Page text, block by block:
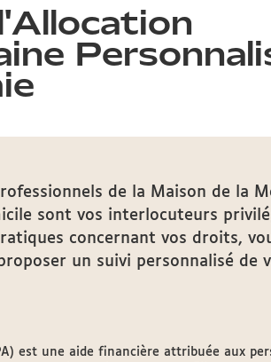
de la Maison de la
sont vos interlocuteurs
concernant vos droits,
un suivi personnalisé de
est une aide financière attribuée aux